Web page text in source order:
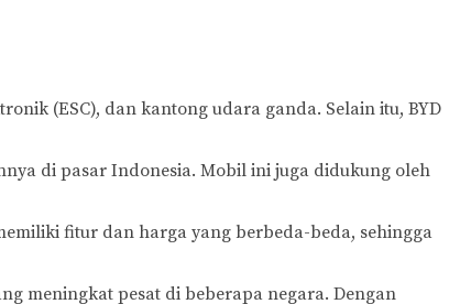
(ESC), dan kantong udara ganda. Selain itu, BYD
di pasar Indonesia. Mobil ini juga didukung oleh
fitur dan harga yang berbeda-beda, sehingga
meningkat pesat di beberapa negara. Dengan